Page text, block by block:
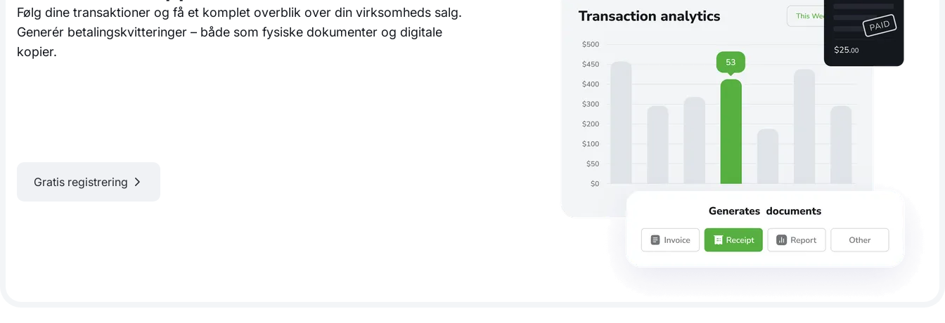
Følg dine transaktioner og få et komplet overblik over din virksomheds salg.
Generér betalingskvitteringer – både som fysiske dokumenter og digitale
kopier.
Gratis registrering